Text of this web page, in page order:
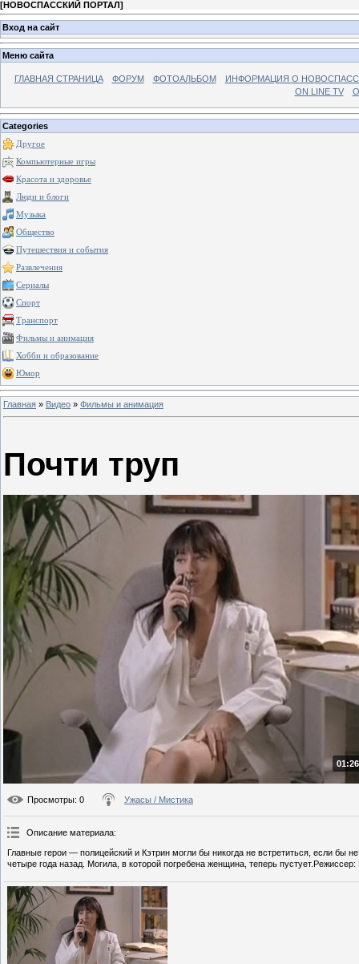
[НОВОСПАССКИЙ ПОРТАЛ]
Вход на сайт
Меню сайта
ГЛАВНАЯ СТРАНИЦА ФОРУМ ФОТОАЛЬБОМ
ИНФОРМАЦИЯ О
ON LINE TV
Categories
Другое
Компьютерные игры
Красота и здоровье
Люди и блоги
Музыка
Общество
Путешествия и события
Развлечения
Сериалы
Спорт
Транспорт
Фильмы и анимация
Хобби и образование
Юмор
Главная » Видео » Фильмы и анимация
Почти труп
Просмотры: 0 Ужасы / Мистика
Описание материала:
Главные герои — полицейский и Кэтрин могли бы никогда не встретиться, если бы
четыре года назад. Могила, в которой погребена женщина, теперь